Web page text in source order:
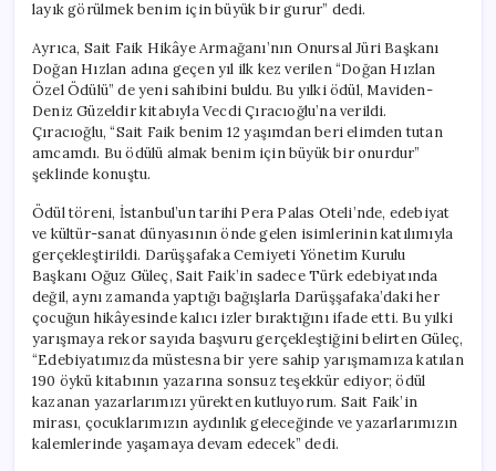
layık görülmek benim için büyük bir gurur” dedi.
Ayrıca, Sait Faik Hikâye Armağanı’nın Onursal Jüri Başkanı
Doğan Hızlan adına geçen yıl ilk kez verilen “Doğan Hızlan
Özel Ödülü” de yeni sahibini buldu. Bu yılki ödül, Maviden-
Deniz Güzeldir kitabıyla Vecdi Çıracıoğlu’na verildi.
Çıracıoğlu, “Sait Faik benim 12 yaşımdan beri elimden tutan
amcamdı. Bu ödülü almak benim için büyük bir onurdur”
şeklinde konuştu.
Ödül töreni, İstanbul’un tarihi Pera Palas Oteli’nde, edebiyat
ve kültür-sanat dünyasının önde gelen isimlerinin katılımıyla
gerçekleştirildi. Darüşşafaka Cemiyeti Yönetim Kurulu
Başkanı Oğuz Güleç, Sait Faik’in sadece Türk edebiyatında
değil, aynı zamanda yaptığı bağışlarla Darüşşafaka’daki her
çocuğun hikâyesinde kalıcı izler bıraktığını ifade etti. Bu yılki
yarışmaya rekor sayıda başvuru gerçekleştiğini belirten Güleç,
“Edebiyatımızda müstesna bir yere sahip yarışmamıza katılan
190 öykü kitabının yazarına sonsuz teşekkür ediyor; ödül
kazanan yazarlarımızı yürekten kutluyorum. Sait Faik’in
mirası, çocuklarımızın aydınlık geleceğinde ve yazarlarımızın
kalemlerinde yaşamaya devam edecek” dedi.